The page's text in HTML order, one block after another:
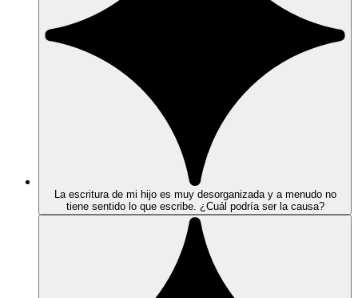
La escritura de mi hijo es muy desorganizada y a menudo no
tiene sentido lo que escribe. ¿Cuál podría ser la causa?